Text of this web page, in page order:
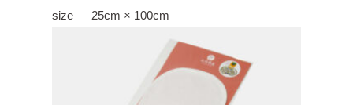
size
25cm × 100cm